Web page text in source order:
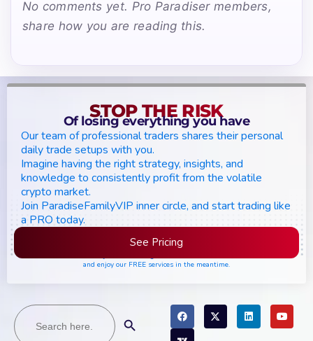
No comments yet. Pro Paradiser members,
share how you are reading this.
Search
for:
STOP THE RISK
Of losing everything you have
Our team of professional traders shares their personal
daily trade setups with you.
Imagine having the right strategy, insights, and
knowledge to consistently profit from the volatile
crypto market.
Join ParadiseFamilyVIP inner circle, and start trading like
a PRO today.
See Pricing
and enjoy our FREE services in the meantime.